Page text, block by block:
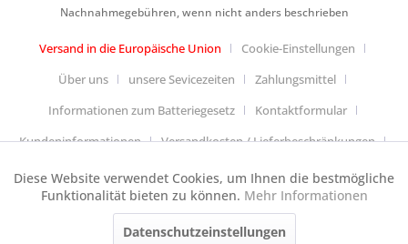
Nachnahmegebühren, wenn nicht anders beschrieben
Versand in die Europäische Union
Cookie-Einstellungen
Über uns
unsere Sevicezeiten
Zahlungsmittel
Informationen zum Batteriegesetz
Kontaktformular
Kundeninformationen
Versandkosten / Lieferbeschränkungen
Widerrufsbelehrung & Muster-Widerrufsformular
Datenschutzerklärung
Allgemeine Geschäftsbedingungen
Impressum Cookie-Einstellungen
Funktionale Aktiv
Diese Website verwendet Cookies, um Ihnen die bestmögliche
Funktionalität bieten zu können. Mehr Informationen
Datenschutzeinstellungen